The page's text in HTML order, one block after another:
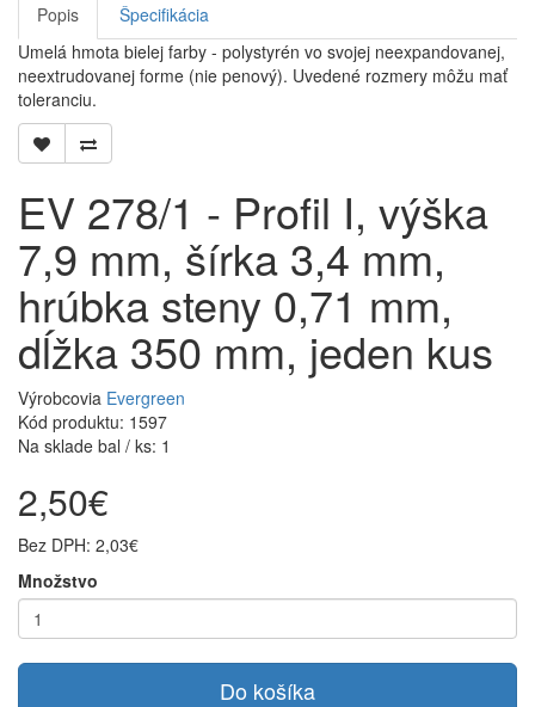
Popis
Špecifikácia
Umelá hmota bielej farby - polystyrén vo svojej neexpandovanej,
neextrudovanej forme (nie penový). Uvedené rozmery môžu mať
toleranciu.
EV 278/1 - Profil I, výška
7,9 mm, šírka 3,4 mm,
hrúbka steny 0,71 mm,
dĺžka 350 mm, jeden kus
Výrobcovia Evergreen
Kód produktu: 1597
Na sklade bal / ks: 1
2,50€
Bez DPH: 2,03€
Množstvo
Do košíka